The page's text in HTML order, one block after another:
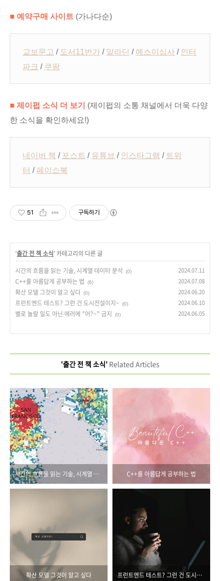
■ 예약구매 사이트 (가나다순)
교보문고 / 도서11번가 / 알라딘 / 예스이십사 / 인터
파크 / 쿠팡
■ 제이펍 소식 더 보기 (제이펍의 소통 채널에서 더욱 다양
한 소식을 확인하세요!)
네이버 책 / 포스트 / 유튜브 / 인스타그램 / 트위
터 /페이스북
51 구독하기
'출간 전 책 소식' 카테고리의 다른 글
시간의 흐름을 읽는 기술, 시계열 데이터 분석
(0) 2024.07.11
C++를 아름답게 공부하는 법 (6) 2024.07.08
확산 모델 그것이 알고 싶다 (0) 2024.06.20
프런트엔드 테스트? 그런 건 도시전설이지~ (0) 2024.06.10
별로 놀랄 일도 아닌 에러에 "어?~" 금지 (0) 2024.06.05
'출간 전 책 소식'Related Articles
시간의 흐름을 읽는 기술, 시계열 데이터 분석 C++를 아름답게 공부하는 법
확산 모델 그것이 알고 싶다 프런트엔드 테스트? 그런 건 도시전설이지~